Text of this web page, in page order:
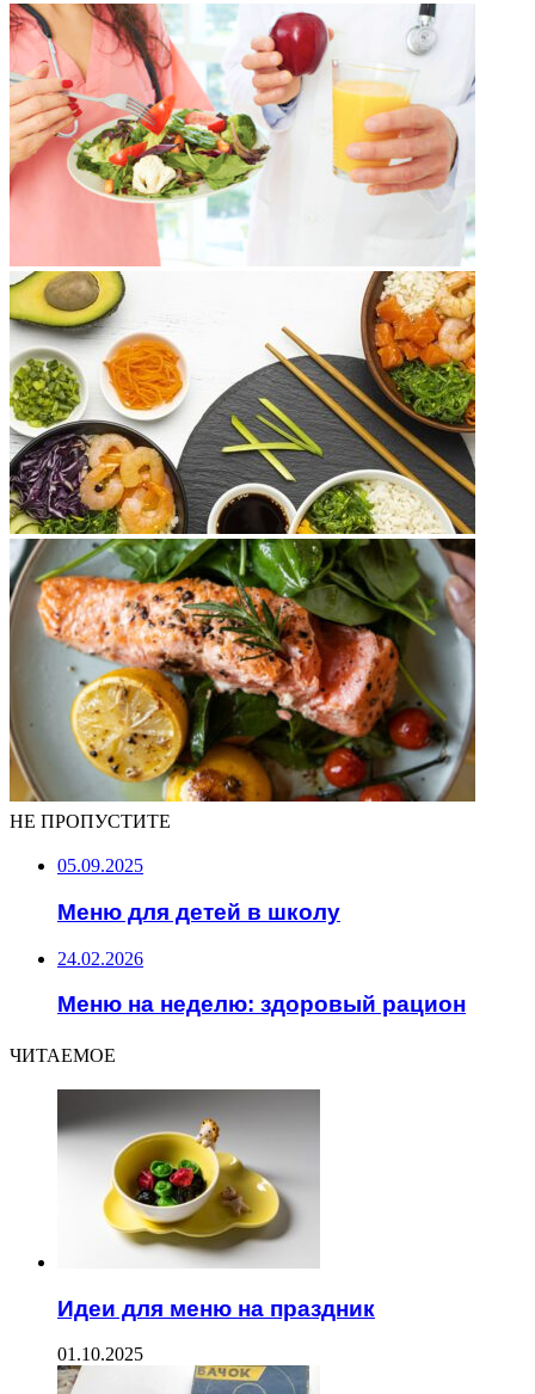
НЕ ПРОПУСТИТЕ
05.09.2025
Меню для детей в школу
24.02.2026
Меню на неделю: здоровый рацион
ЧИТАЕМОЕ
Идеи для меню на праздник
01.10.2025